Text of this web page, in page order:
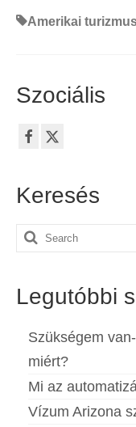
Amerikai
Szociális
Keresés
Search
Legutóbbi
Szükségem
miért?
Mi az
Vízum Arizona